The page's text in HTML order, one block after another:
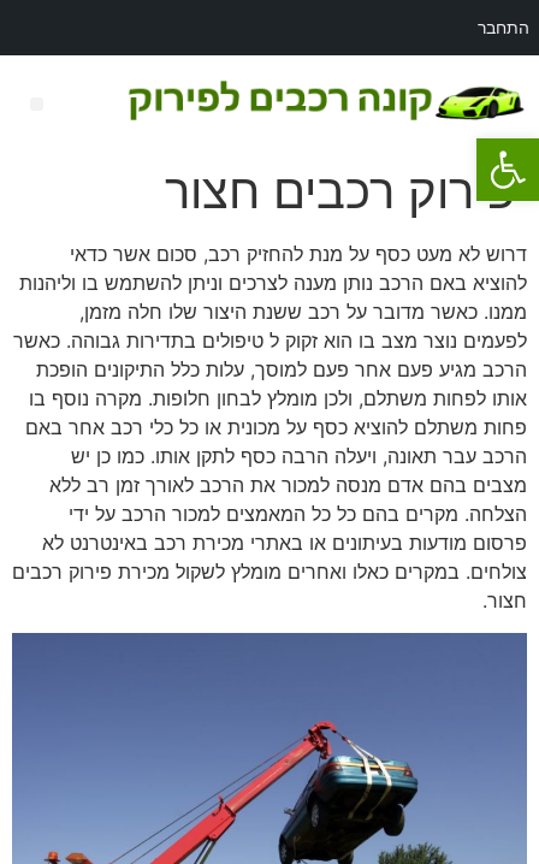
פתח סרגל נגישות
התחבר
פירוק רכבים חצור
דרוש לא מעט כסף על מנת להחזיק רכב, סכום אשר כדאי
להוציא באם הרכב נותן מענה לצרכים וניתן להשתמש בו וליהנות
ממנו. כאשר מדובר על רכב ששנת היצור שלו חלה מזמן,
לפעמים נוצר מצב בו הוא זקוק ל טיפולים בתדירות גבוהה. כאשר
הרכב מגיע פעם אחר פעם למוסך, עלות כלל התיקונים הופכת
אותו לפחות משתלם, ולכן מומלץ לבחון חלופות. מקרה נוסף בו
פחות משתלם להוציא כסף על מכונית או כל כלי רכב אחר באם
הרכב עבר תאונה, ויעלה הרבה כסף לתקן אותו. כמו כן יש
מצבים בהם אדם מנסה למכור את הרכב לאורך זמן רב ללא
הצלחה. מקרים בהם כל כל המאמצים למכור הרכב על ידי
פרסום מודעות בעיתונים או באתרי מכירת רכב באינטרנט לא
צולחים. במקרים כאלו ואחרים מומלץ לשקול מכירת פירוק רכבים
חצור.